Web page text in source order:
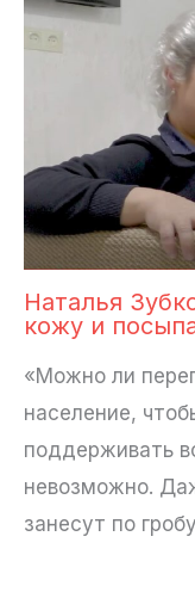
Наталья
кожу и
«Можно ли
население,
поддерживать
невозможно.
занесут по